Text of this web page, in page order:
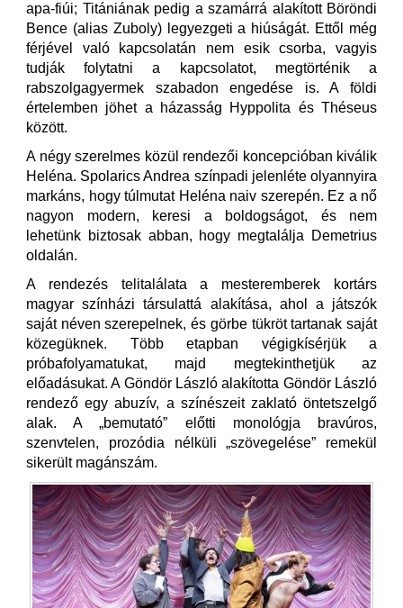
apa-fiúi; Titániának pedig a szamárrá alakított Böröndi
Bence (alias Zuboly) legyezgeti a hiúságát. Ettől még
férjével való kapcsolatán nem esik csorba, vagyis
tudják folytatni a kapcsolatot, megtörténik a
rabszolgagyermek szabadon engedése is. A földi
értelemben jöhet a házasság Hyppolita és Théseus
között.
A négy szerelmes közül rendezői koncepcióban kiválik
Heléna. Spolarics Andrea színpadi jelenléte olyannyira
markáns, hogy túlmutat Heléna naiv szerepén. Ez a nő
nagyon modern, keresi a boldogságot, és nem
lehetünk biztosak abban, hogy megtalálja Demetrius
oldalán.
A rendezés telitalálata a mesteremberek kortárs
magyar színházi társulattá alakítása, ahol a játszók
saját néven szerepelnek, és görbe tükröt tartanak saját
közegüknek. Több etapban végigkísérjük a
próbafolyamatukat, majd megtekinthetjük az
előadásukat. A Göndör László alakította Göndör László
rendező egy abuzív, a színészeit zaklató öntetszelgő
alak. A „bemutató” előtti monológja bravúros,
szenvtelen, prozódia nélküli „szövegelése” remekül
sikerült magánszám.